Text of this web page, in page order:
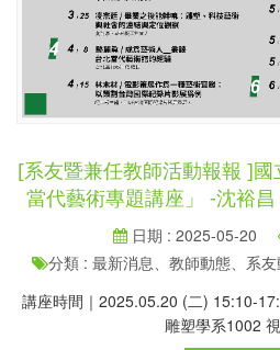
[系友暨兼任教師活動報報 ]
當代藝術專題講座」 -沈裕
日期 : 2025-05-20
分類 : 最新消息、教師動態、系友
講座時間｜2025.05.20 (二) 15:10-
雕塑學系1002